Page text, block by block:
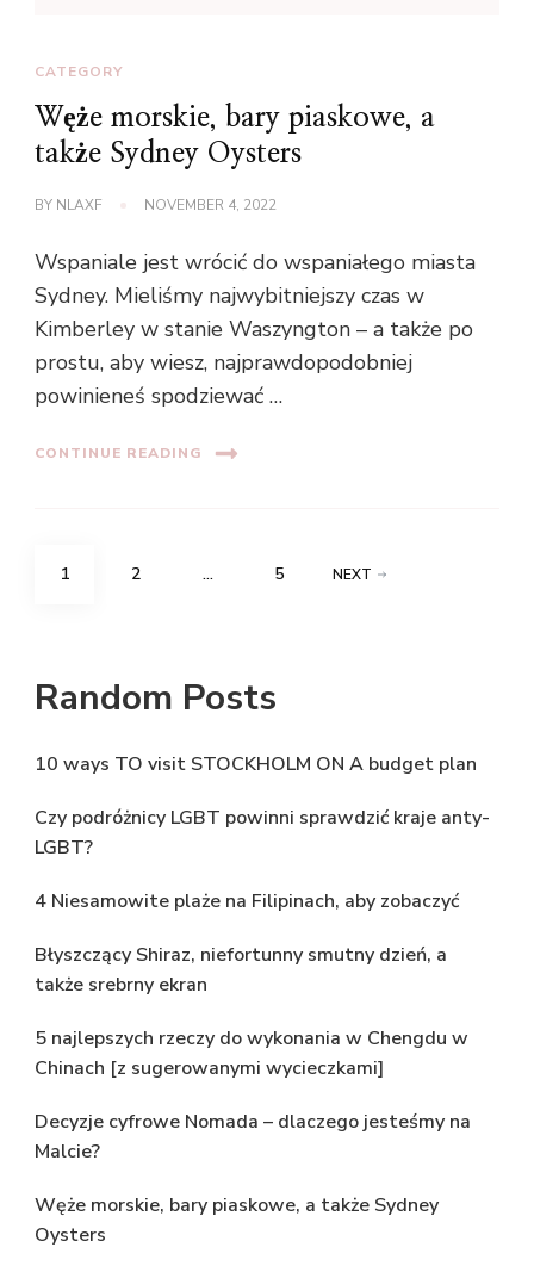
CATEGORY
Węże morskie, bary piaskowe, a
także Sydney Oysters
BY NLAXF NOVEMBER 4, 2022
Wspaniale jest wrócić do wspaniałego miasta
Sydney. Mieliśmy najwybitniejszy czas w
Kimberley w stanie Waszyngton – a także po
prostu, aby wiesz, najprawdopodobniej
powinieneś spodziewać …
CONTINUE READING
Posts
PAGE
1 PAGE
2 … PAGE
5 NEXT
Random Posts
10 ways TO visit STOCKHOLM ON A budget plan
Czy podróżnicy LGBT powinni sprawdzić kraje anty-
LGBT?
4 Niesamowite plaże na Filipinach, aby zobaczyć
Błyszczący Shiraz, niefortunny smutny dzień, a
także srebrny ekran
5 najlepszych rzeczy do wykonania w Chengdu w
Chinach [z sugerowanymi wycieczkami]
Decyzje cyfrowe Nomada – dlaczego jesteśmy na
Malcie?
Węże morskie, bary piaskowe, a także Sydney
Oysters